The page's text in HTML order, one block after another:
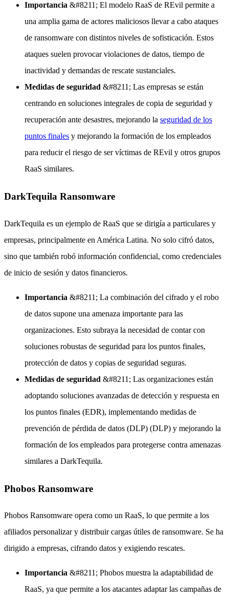
Importancia &#8211; El modelo RaaS de REvil permite a
una amplia gama de actores maliciosos llevar a cabo ataques
de ransomware con distintos niveles de sofisticación. Estos
ataques suelen provocar violaciones de datos, tiempo de
inactividad y demandas de rescate sustanciales.
Medidas de seguridad &#8211; Las empresas se están
centrando en soluciones integrales de copia de seguridad y
recuperación ante desastres, mejorando la seguridad de los
puntos finales y mejorando la formación de los empleados
para reducir el riesgo de ser víctimas de REvil y otros grupos
RaaS similares.
DarkTequila Ransomware
DarkTequila es un ejemplo de RaaS que se dirigía a particulares y
empresas, principalmente en América Latina. No solo cifró datos,
sino que también robó información confidencial, como credenciales
de inicio de sesión y datos financieros.
Importancia &#8211; La combinación del cifrado y el robo
de datos supone una amenaza importante para las
organizaciones. Esto subraya la necesidad de contar con
soluciones robustas de seguridad para los puntos finales,
protección de datos y copias de seguridad seguras.
Medidas de seguridad &#8211; Las organizaciones están
adoptando soluciones avanzadas de detección y respuesta en
los puntos finales (EDR), implementando medidas de
prevención de pérdida de datos (DLP) (DLP) y mejorando la
formación de los empleados para protegerse contra amenazas
similares a DarkTequila.
Phobos Ransomware
Phobos Ransomware opera como un RaaS, lo que permite a los
afiliados personalizar y distribuir cargas útiles de ransomware. Se ha
dirigido a empresas, cifrando datos y exigiendo rescates.
Importancia &#8211; Phobos muestra la adaptabilidad de
RaaS, ya que permite a los atacantes adaptar las campañas de